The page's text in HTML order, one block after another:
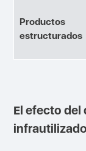
Productos
estructurados
El efecto
infrautilizado